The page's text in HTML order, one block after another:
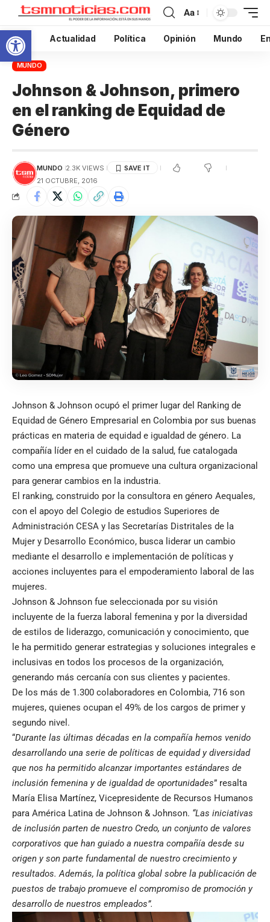
Abrir barra de herramientas
Aa
Inicio Actualidad Política Opinión Mundo
MUNDO
Johnson & Johnson, primero
en el ranking de Equidad de
Género
MUNDO 2.3K VIEWS
21 OCTUBRE, 2016
Johnson & Johnson ocupó el primer lugar del Ranking de
Equidad de Género Empresarial en Colombia por sus buenas
prácticas en materia de equidad e igualdad de género. La
compañía líder en el cuidado de la salud, fue catalogada
como una empresa que promueve una cultura organizacional
para generar cambios en la industria.
El ranking, construido por la consultora en género Aequales,
con el apoyo del Colegio de estudios Superiores de
Administración CESA y las Secretarías Distritales de la
Mujer y Desarrollo Económico, busca liderar un cambio
mediante el desarrollo e implementación de políticas y
acciones incluyentes para el empoderamiento laboral de las
mujeres.
Johnson & Johnson fue seleccionada por su visión
incluyente de la fuerza laboral femenina y por la diversidad
de estilos de liderazgo, comunicación y conocimiento, que
le ha permitido generar estrategias y soluciones integrales e
inclusivas en todos los procesos de la organización,
generando más cercanía con sus clientes y pacientes.
De los más de 1.300 colaboradores en Colombia, 716 son
mujeres, quienes ocupan el 49% de los cargos de primer y
segundo nivel.
“Durante las últimas décadas en la compañía hemos venido
desarrollando una serie de políticas de equidad y diversidad
que nos ha permitido alcanzar importantes estándares de
inclusión femenina y de igualdad de oportunidades” resalta
María Elisa Martínez, Vicepresidente de Recursos Humanos
para América Latina de Johnson & Johnson. “Las iniciativas
de inclusión parten de nuestro Credo, un conjunto de valores
corporativos que han guiado a nuestra compañía desde su
origen y son parte fundamental de nuestro crecimiento y
resultados. Además, la política global sobre la publicación de
puestos de trabajo promueve el compromiso de promoción y
desarrollo de nuestros empleados”.